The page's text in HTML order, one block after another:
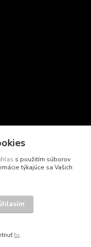
s použitím súborov
týkajúce sa Vašich
tu.